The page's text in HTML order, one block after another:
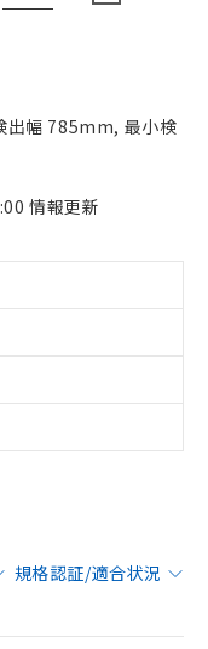
出幅 785mm, 最小検
情報更新
規格認証/適合状況